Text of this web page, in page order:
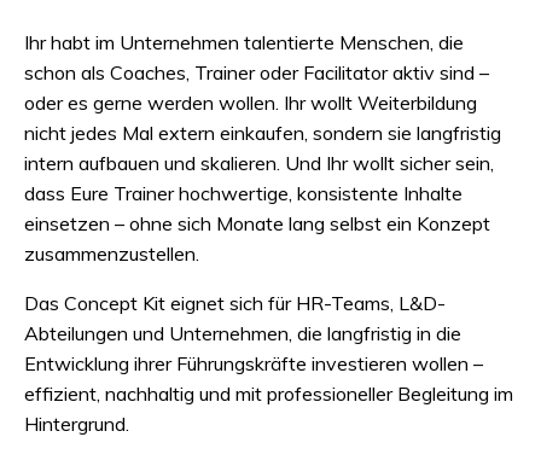
Ihr habt im Unternehmen talentierte Menschen, die
schon als Coaches, Trainer oder Facilitator aktiv sind –
oder es gerne werden wollen. Ihr wollt Weiterbildung
nicht jedes Mal extern einkaufen, sondern sie langfristig
intern aufbauen und skalieren. Und Ihr wollt sicher sein,
dass Eure Trainer hochwertige, konsistente Inhalte
einsetzen – ohne sich Monate lang selbst ein Konzept
zusammenzustellen.
Das Concept Kit eignet sich für HR-Teams, L&D-
Abteilungen und Unternehmen, die langfristig in die
Entwicklung ihrer Führungskräfte investieren wollen –
effizient, nachhaltig und mit professioneller Begleitung im
Hintergrund.